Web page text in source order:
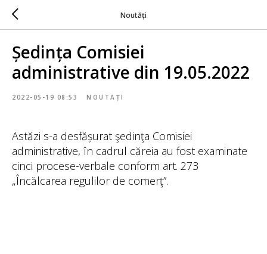
Noutăți
Ședința Comisiei
administrative din 19.05.2022
2022-05-19 08:53 NOUTAȚI
Astăzi s-a desfășurat şedinţa Comisiei
administrative, în cadrul căreia au fost examinate
cinci procese-verbale conform art. 273
„Încălcarea regulilor de comerţ”.